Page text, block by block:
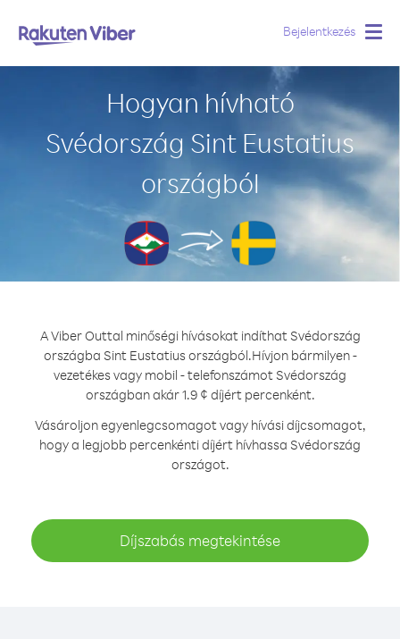
Bejelentkezés
Hogyan hívható
Svédország Sint Eustatius
országból
A Viber Outtal minőségi hívásokat indíthat Svédország
országba Sint Eustatius országból.Hívjon bármilyen -
vezetékes vagy mobil - telefonszámot Svédország
országban akár 1.9 ¢ díjért percenként.
Vásároljon egyenlegcsomagot vagy hívási díjcsomagot,
hogy a legjobb percenkénti díjért hívhassa Svédország
országot.
Díjszabás megtekintése